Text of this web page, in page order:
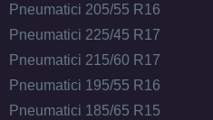
Pneumatici 205/55 R16
Pneumatici 225/45 R17
Pneumatici 215/60 R17
Pneumatici 195/55 R16
Pneumatici 185/65 R15